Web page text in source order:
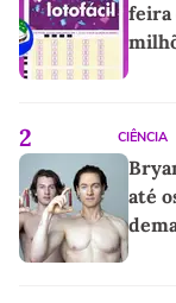
feira
2 CIÊNCIA
até